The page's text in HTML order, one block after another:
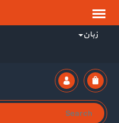
زبان